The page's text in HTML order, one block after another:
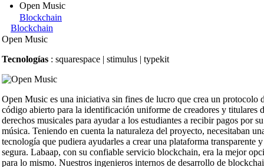
Open Music
Blockchain
Blockchain
Open Music
Tecnologías : squarespace | stimulus | typekit
Open Music es una iniciativa sin fines de lucro que crea un protocolo
código abierto para la identificación uniforme de creadores y titulares
derechos musicales para ayudar a los estudiantes a recibir pagos por su
música. Teniendo en cuenta la naturaleza del proyecto, necesitaban
tecnología que pudiera ayudarles a crear una plataforma transparente y
segura. Labaap, con su confiable servicio blockchain, era la mejor
para lo mismo. Nuestros ingenieros internos de desarrollo de